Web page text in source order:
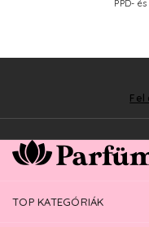
PPD- és
Fel
TOP KATEGÓRIÁK